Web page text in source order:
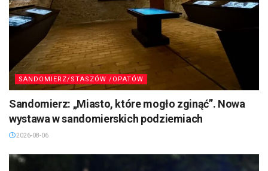
SANDOMIERZ/STASZÓW /OPATÓW
Sandomierz: „Miasto, które mogło zginąć”. Nowa
wystawa w sandomierskich podziemiach
2026-08-06